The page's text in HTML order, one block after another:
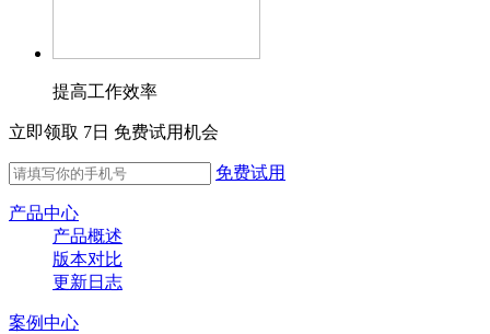
提高工作效率
立即领取 7日 免费试用机会
免费试用
产品中心
产品概述
版本对比
更新日志
案例中心